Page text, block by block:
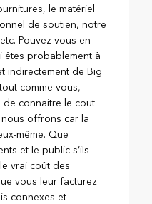
le matériel
de soutien, notre
Pouvez-vous en
êtes probablement à
indirectement de Big
comme vous,
de connaitre le cout
offrons car la
même. Que
et le public s’ils
vrai coût des
vous leur facturez
connexes et